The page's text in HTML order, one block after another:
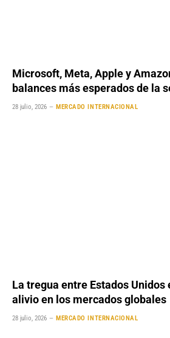
Microsoft, Meta, Apple y
balances más esperados de la
28 julio, 2026 MERCADO INTERNACIONAL
La tregua entre Estados Unidos
alivio en los mercados globales
28 julio, 2026 MERCADO INTERNACIONAL